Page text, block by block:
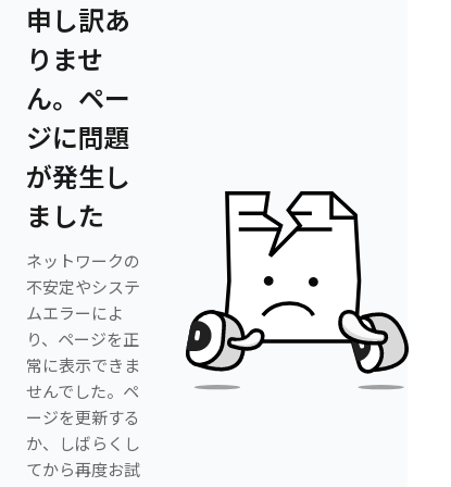
申し訳あ
りませ
ん。ペー
ジに問題
が発生し
ました
ネットワークの
不安定やシステ
ムエラーによ
り、ページを正
常に表示できま
せんでした。ペ
ージを更新する
か、しばらくし
てから再度お試